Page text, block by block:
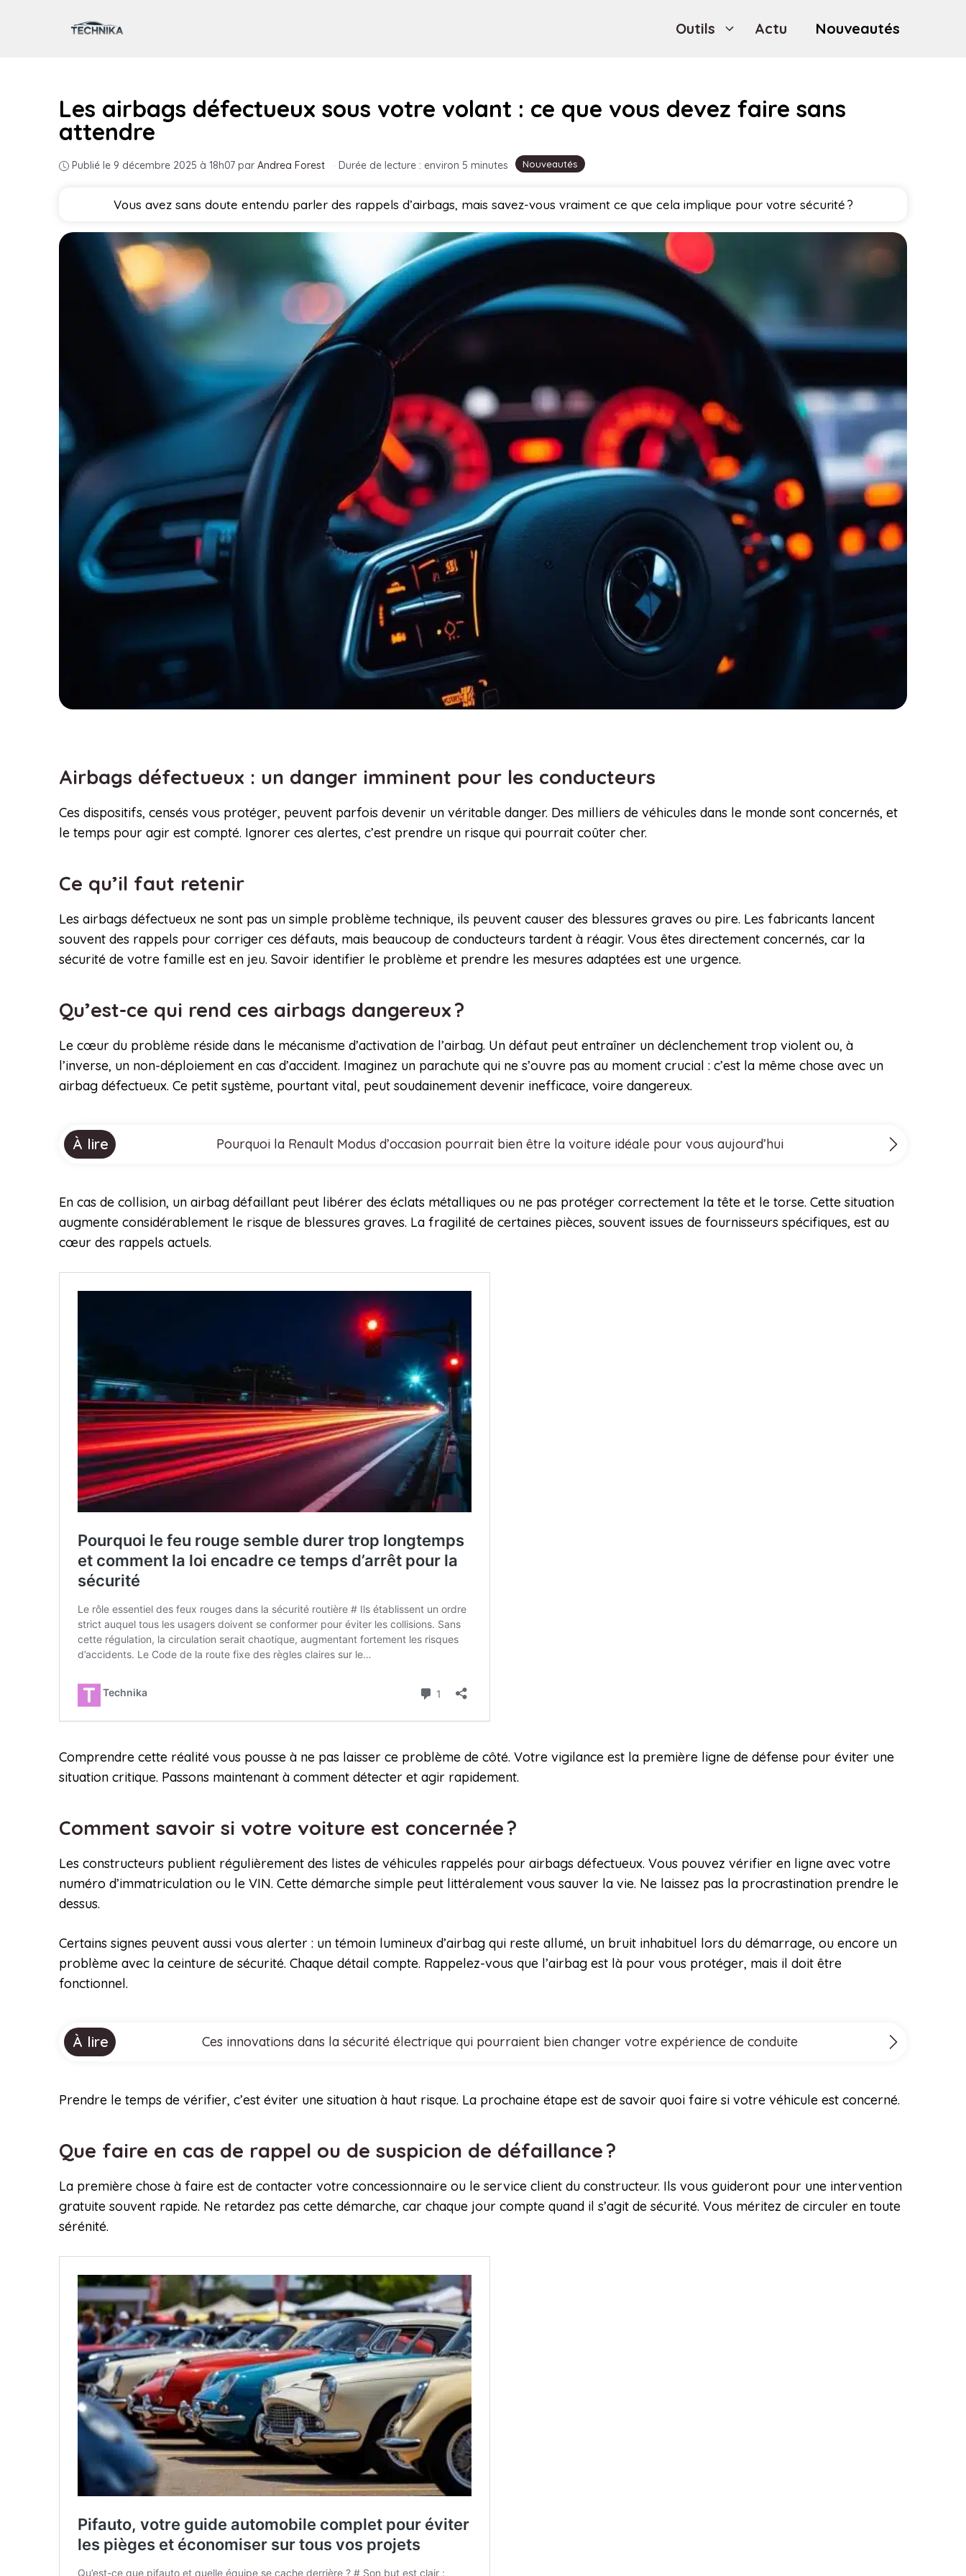
Outils Actu Nouveautés
Nouveautés
Les airbags défectueux sous votre volant : ce que vous devez faire sans
attendre
Publié le 9 décembre 2025 à 18h07 par Andrea Forest · Durée de lecture : environ 5 minutes
Vous avez sans doute entendu parler des rappels d’airbags, mais savez-vous vraiment ce que cela implique pour votre sécurité ?
Airbags défectueux : un danger imminent pour les conducteurs
Ces dispositifs, censés vous protéger, peuvent parfois devenir un véritable danger. Des milliers de véhicules dans le monde sont concernés, et
le temps pour agir est compté. Ignorer ces alertes, c’est prendre un risque qui pourrait coûter cher.
Ce qu’il faut retenir
Les airbags défectueux ne sont pas un simple problème technique, ils peuvent causer des blessures graves ou pire. Les fabricants lancent
souvent des rappels pour corriger ces défauts, mais beaucoup de conducteurs tardent à réagir. Vous êtes directement concernés, car la
sécurité de votre famille est en jeu. Savoir identifier le problème et prendre les mesures adaptées est une urgence.
Qu’est-ce qui rend ces airbags dangereux ?
Le cœur du problème réside dans le mécanisme d’activation de l’airbag. Un défaut peut entraîner un déclenchement trop violent ou, à
l’inverse, un non-déploiement en cas d’accident. Imaginez un parachute qui ne s’ouvre pas au moment crucial : c’est la même chose avec un
airbag défectueux. Ce petit système, pourtant vital, peut soudainement devenir inefficace, voire dangereux.
À lire Pourquoi la Renault Modus d’occasion pourrait bien être la voiture idéale pour vous aujourd’hui
En cas de collision, un airbag défaillant peut libérer des éclats métalliques ou ne pas protéger correctement la tête et le torse. Cette situation
augmente considérablement le risque de blessures graves. La fragilité de certaines pièces, souvent issues de fournisseurs spécifiques, est au
cœur des rappels actuels.
Comprendre cette réalité vous pousse à ne pas laisser ce problème de côté. Votre vigilance est la première ligne de défense pour éviter une
situation critique. Passons maintenant à comment détecter et agir rapidement.
Comment savoir si votre voiture est concernée ?
Les constructeurs publient régulièrement des listes de véhicules rappelés pour airbags défectueux. Vous pouvez vérifier en ligne avec votre
numéro d’immatriculation ou le VIN. Cette démarche simple peut littéralement vous sauver la vie. Ne laissez pas la procrastination prendre le
dessus.
Certains signes peuvent aussi vous alerter : un témoin lumineux d’airbag qui reste allumé, un bruit inhabituel lors du démarrage, ou encore un
problème avec la ceinture de sécurité. Chaque détail compte. Rappelez-vous que l’airbag est là pour vous protéger, mais il doit être
fonctionnel.
À lire Ces innovations dans la sécurité électrique qui pourraient bien changer votre expérience de conduite
Prendre le temps de vérifier, c’est éviter une situation à haut risque. La prochaine étape est de savoir quoi faire si votre véhicule est concerné.
Que faire en cas de rappel ou de suspicion de défaillance ?
La première chose à faire est de contacter votre concessionnaire ou le service client du constructeur. Ils vous guideront pour une intervention
gratuite souvent rapide. Ne retardez pas cette démarche, car chaque jour compte quand il s’agit de sécurité. Vous méritez de circuler en toute
sérénité.